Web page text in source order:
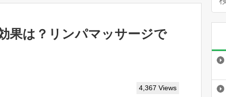
果は？リンパマッサージで
4,367 Views